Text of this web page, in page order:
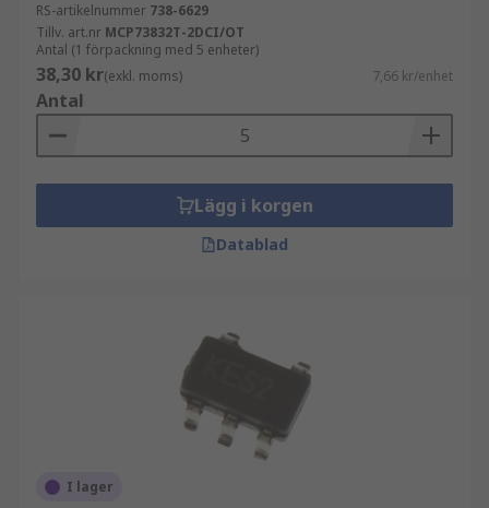
RS-artikelnummer 738-6629
Tillv. art.nr MCP73832T-2DCI/OT
Antal (1 förpackning med 5 enheter)
38,30 kr(exkl. moms) 7,66 kr/enhet
Antal
Lägg i korgen
Datablad
I lager